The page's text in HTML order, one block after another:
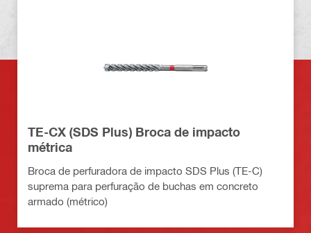
TE-CX (SDS Plus) Broca de impacto
métrica
Broca de perfuradora de impacto SDS Plus (TE-C)
suprema para perfuração de buchas em concreto
armado (métrico)